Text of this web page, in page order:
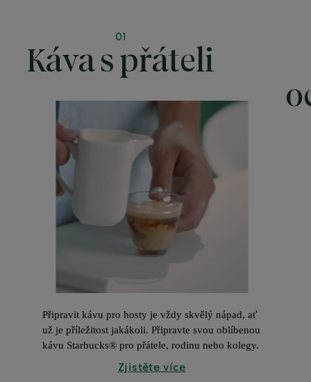
01
Káva s přáteli
Připravit kávu pro hosty je vždy skvělý nápad, ať
už je příležitost jakákoli. Připravte svou oblíbenou
kávu Starbucks® pro přátele, rodinu nebo kolegy.
Zjistěte více